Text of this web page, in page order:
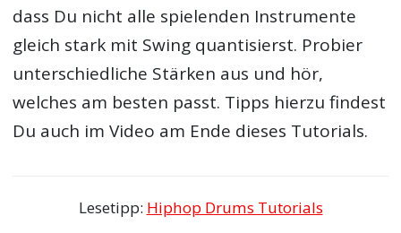
dass Du nicht alle spielenden Instrumente
gleich stark mit Swing quantisierst. Probier
unterschiedliche Stärken aus und hör,
welches am besten passt. Tipps hierzu findest
Du auch im Video am Ende dieses Tutorials.
Lesetipp: Hiphop Drums Tutorials